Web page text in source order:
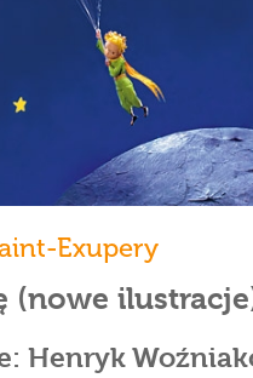
Exupery
(nowe
Henryk